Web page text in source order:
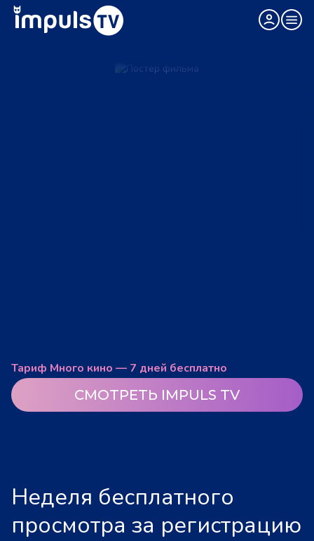
Тариф Много кино — 7 дней бесплатно
СМОТРЕТЬ IMPULS TV
Неделя бесплатного
просмотра за регистрацию